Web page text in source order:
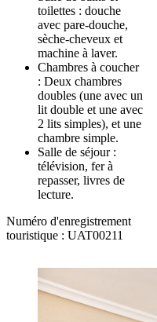
toilettes : douche
avec pare-douche,
sèche-cheveux et
machine à laver.
Chambres à coucher
: Deux chambres
doubles (une avec un
lit double et une avec
2 lits simples), et une
chambre simple.
Salle de séjour :
télévision, fer à
repasser, livres de
lecture.
Numéro d'enregistrement
touristique : UAT00211